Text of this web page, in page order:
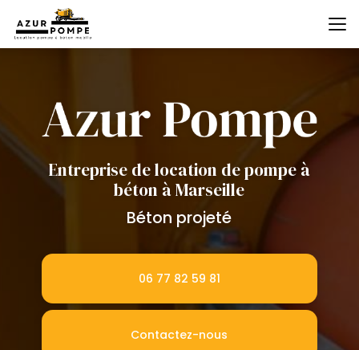
contenu
principal
Entreprise de location de pompe à
béton à Marseille
Béton projeté
06 77 82 59 81
Contactez-nous